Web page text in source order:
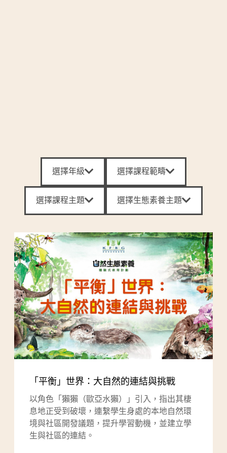
選擇年級 選擇課程範疇
選擇課程主題 選擇生態素養主題
「平衡」世界：大自然的連結與挑戰
以角色「獺獺（歐亞水獺）」引入，指出其棲
息地正受到破壞，連繫學生身處的本地自然環
境與社區開發議題，提升學習動機，並建立學
生與社區的連結。